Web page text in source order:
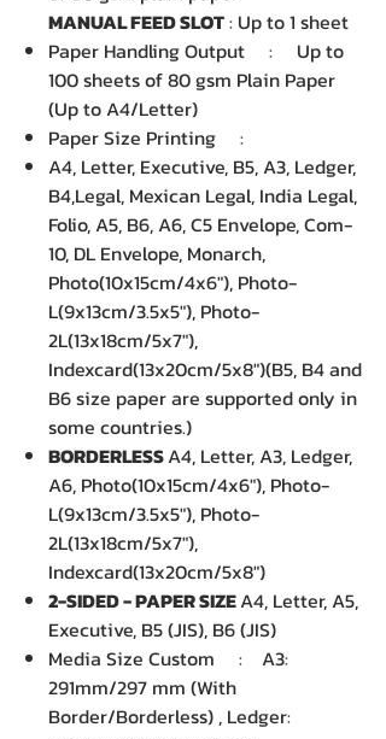
MANUAL FEED SLOT: Up to 1 sheet
Paper Handling Output : Up to
100 sheets of 80 gsm Plain Paper
(Up to A4/Letter)
Paper Size Printing :
A4, Letter, Executive, B5, A3, Ledger,
B4,Legal, Mexican Legal, India Legal,
Folio, A5, B6, A6, C5 Envelope, Com-
10, DL Envelope, Monarch,
Photo(10x15cm/4x6"), Photo-
L(9x13cm/3.5x5"), Photo-
2L(13x18cm/5x7"),
Indexcard(13x20cm/5x8")(B5, B4 and
B6 size paper are supported only in
some countries.)
BORDERLESSA4, Letter, A3, Ledger,
A6, Photo(10x15cm/4x6"), Photo-
L(9x13cm/3.5x5"), Photo-
2L(13x18cm/5x7"),
Indexcard(13x20cm/5x8")
2-SIDED - PAPER SIZEA4, Letter, A5,
Executive, B5 (JIS), B6 (JIS)
Media Size Custom : A3:
291mm/297 mm (With
Border/Borderless) , Ledger: